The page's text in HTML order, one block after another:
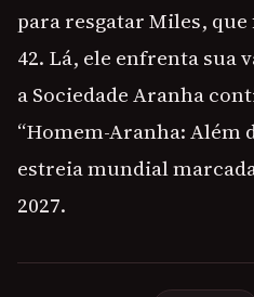
para resgatar Miles,
42. Lá, ele enfrenta sua
a Sociedade Aranha
“Homem-Aranha: Além
estreia mundial
2027.